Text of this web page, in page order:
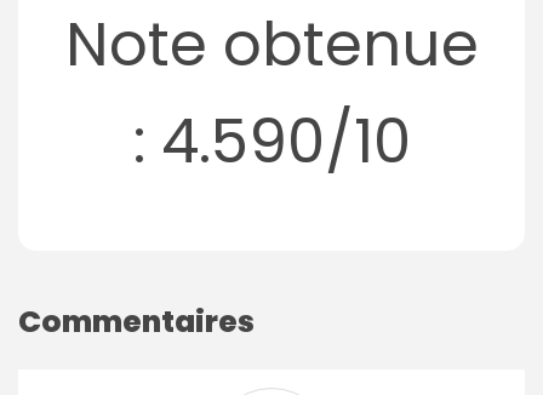
Note obtenue
: 4.590/10
Commentaires